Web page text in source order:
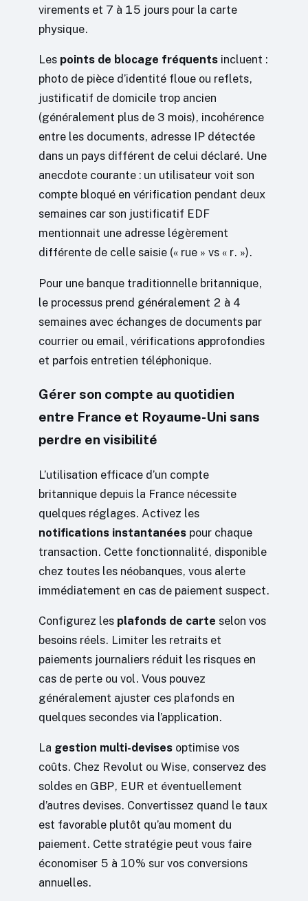
virements et 7 à 15 jours pour la carte
physique.
Les points de blocage fréquents incluent :
photo de pièce d’identité floue ou reflets,
justificatif de domicile trop ancien
(généralement plus de 3 mois), incohérence
entre les documents, adresse IP détectée
dans un pays différent de celui déclaré. Une
anecdote courante : un utilisateur voit son
compte bloqué en vérification pendant deux
semaines car son justificatif EDF
mentionnait une adresse légèrement
différente de celle saisie (« rue » vs « r. »).
Pour une banque traditionnelle britannique,
le processus prend généralement 2 à 4
semaines avec échanges de documents par
courrier ou email, vérifications approfondies
et parfois entretien téléphonique.
Gérer son compte au quotidien
entre France et Royaume-Uni sans
perdre en visibilité
L’utilisation efficace d’un compte
britannique depuis la France nécessite
quelques réglages. Activez les
notifications instantanées pour chaque
transaction. Cette fonctionnalité, disponible
chez toutes les néobanques, vous alerte
immédiatement en cas de paiement suspect.
Configurez les plafonds de carte selon vos
besoins réels. Limiter les retraits et
paiements journaliers réduit les risques en
cas de perte ou vol. Vous pouvez
généralement ajuster ces plafonds en
quelques secondes via l’application.
La gestion multi-devises optimise vos
coûts. Chez Revolut ou Wise, conservez des
soldes en GBP, EUR et éventuellement
d’autres devises. Convertissez quand le taux
est favorable plutôt qu’au moment du
paiement. Cette stratégie peut vous faire
économiser 5 à 10% sur vos conversions
annuelles.